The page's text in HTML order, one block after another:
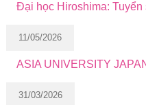
Đại học Hiroshima: Tuyển
11/05/2026
ASIA UNIVERSITY
31/03/2026